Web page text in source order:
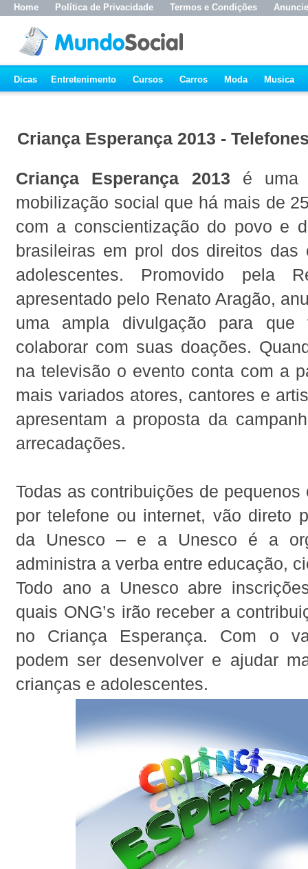
Home Política de Privacidade Termos e Condições Anuncie
Dicas Entretenimento Cursos Carros Moda Musica
Criança Esperança 2013 -
Criança Esperança 2013 é uma
mobilização social que há mais de
com a conscientização do povo e
brasileiras em prol dos direitos das
adolescentes. Promovido pela
apresentado pelo Renato Aragão,
uma ampla divulgação para que
colaborar com suas doações.
na televisão o evento conta com a
mais variados atores, cantores e
apresentam a proposta da
arrecadações.
Todas as contribuições de pequenos
por telefone ou internet, vão direto
da Unesco – e a Unesco é a
administra a verba entre educação,
Todo ano a Unesco abre
quais ONG’s irão receber a
no Criança Esperança. Com o
podem ser desenvolver e ajudar
crianças e adolescentes.